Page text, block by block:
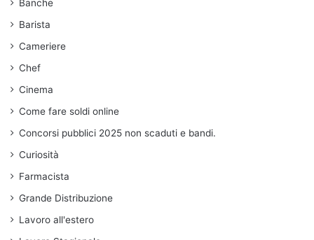
Banche
Barista
Cameriere
Chef
Cinema
Come fare soldi online
Concorsi pubblici 2025 non scaduti e bandi.
Curiosità
Farmacista
Grande Distribuzione
Lavoro all'estero